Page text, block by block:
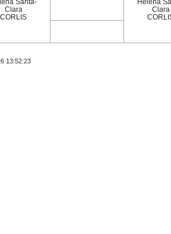
Santa-
Clara
CORLIS
Helena
Clara
13:52:23